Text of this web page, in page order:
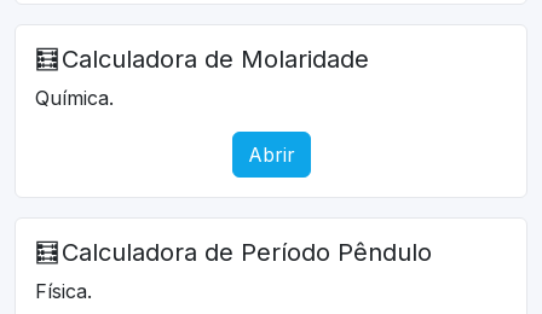
🧮 Calculadora de Molaridade
Química.
Abrir
🧮 Calculadora de Período Pêndulo
Física.